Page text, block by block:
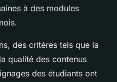
à des modules
des critères tels que la
qualité des contenus
des étudiants ont